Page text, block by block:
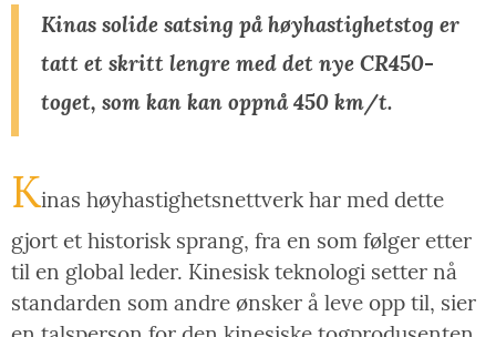
Kinas solide satsing på høyhastighetstog er
tatt et skritt lengre med det nye CR450-
toget, som kan kan oppnå 450 km/t.
Kinas høyhastighetsnettverk har med dette
gjort et historisk sprang, fra en som følger etter
til en global leder. Kinesisk teknologi setter nå
standarden som andre ønsker å leve opp til, sier